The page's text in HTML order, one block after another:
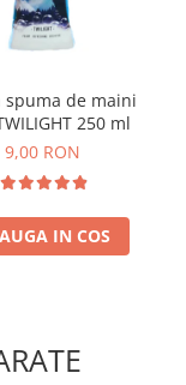
spuma de maini
250 ml
9,00 RON
IN COS